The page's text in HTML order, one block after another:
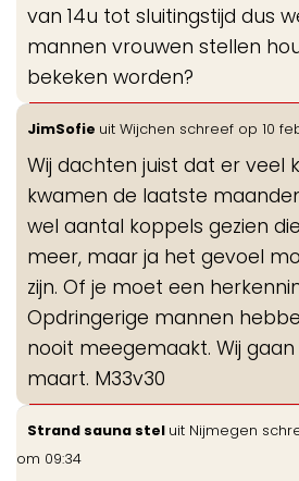
van 14u tot sluitingstijd dus
mannen vrouwen stellen
bekeken worden?
JimSofie uit Wijchen schreef op 10
Wij dachten juist dat er veel
kwamen de laatste
wel aantal koppels gezien
meer, maar ja het gevoel
zijn. Of je moet een
Opdringerige mannen
nooit meegemaakt. Wij gaan
maart. M33v30
Strand sauna stel uit Nijmegen
om 09:34